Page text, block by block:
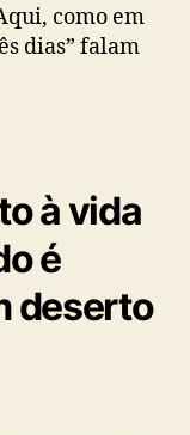
como em
dias” falam
à vida
é
deserto